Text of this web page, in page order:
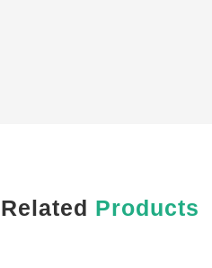
Related Products